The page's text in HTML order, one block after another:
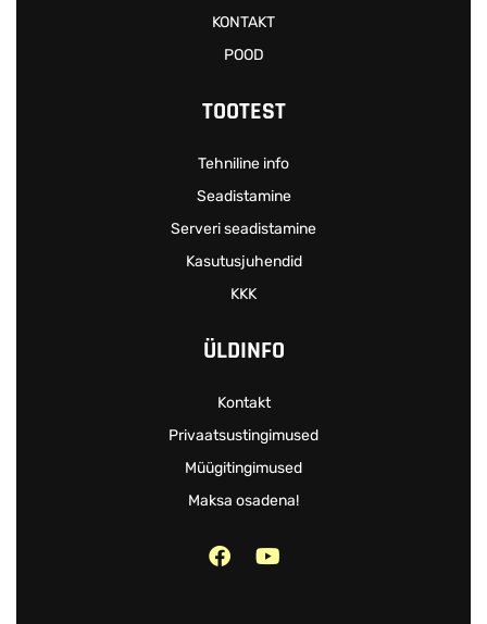
KONTAKT
POOD
TOOTEST
Tehniline info
Seadistamine
Serveri seadistamine
Kasutusjuhendid
KKK
ÜLDINFO
Kontakt
Privaatsustingimused
Müügitingimused
Maksa osadena!